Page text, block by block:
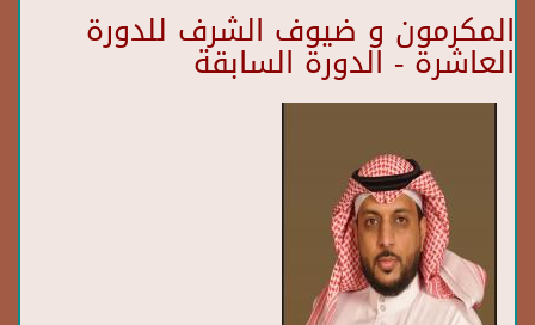
المكرمون و ضيوف الشرف للدورة
العاشرة - الدورة السابقة